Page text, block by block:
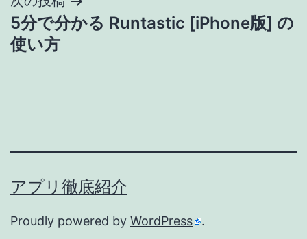
ゲ
ー
ン
5分で分かる Runtastic [iPhone版] の
使い方
アプリ徹底紹介
Proudly powered by WordPress .